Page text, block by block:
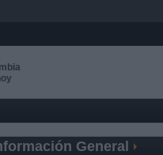
General